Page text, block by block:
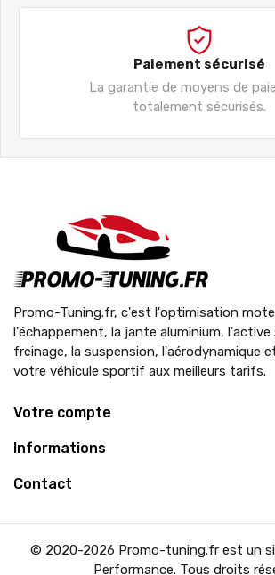
Paiement sécurisé
La garantie de moyens de
totalement sécurisés.
Promo-Tuning.fr, c'est l'optimisation
l'échappement, la jante aluminium, l'active
freinage, la suspension, l'aérodynamique
votre véhicule sportif aux meilleurs tarifs.
Votre compte
Informations
Contact
© 2020-2026 Promo-tuning.fr est un
Performance. Tous droits